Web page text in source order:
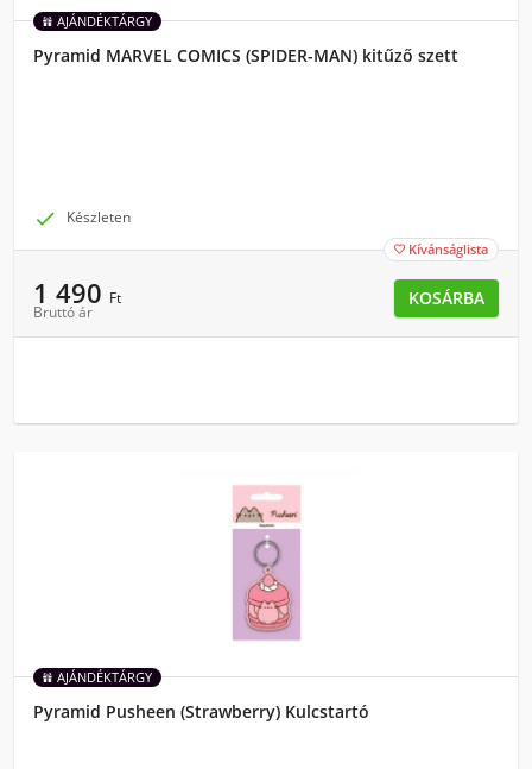
AJÁNDÉKTÁRGY
Pyramid MARVEL COMICS (SPIDER-MAN) kitűző szett
 Készleten
 Kívánságlista
1 490 Ft
Bruttó ár
KOSÁRBA
AJÁNDÉKTÁRGY
Pyramid Pusheen (Strawberry) Kulcstartó